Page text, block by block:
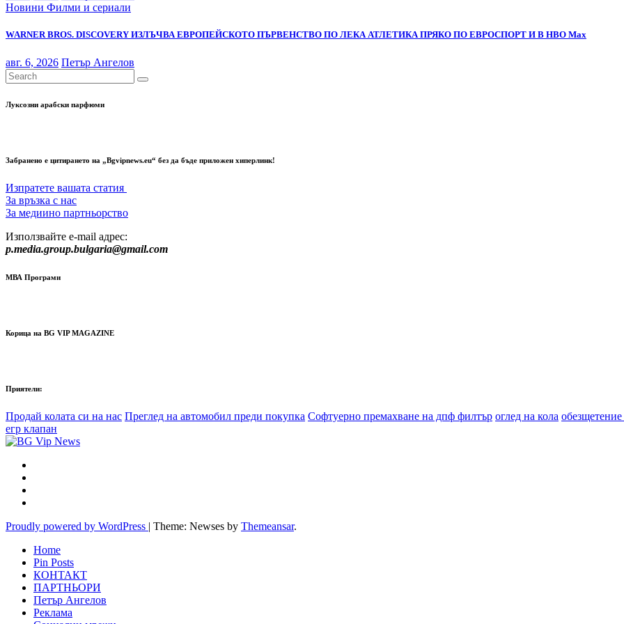
Новини Филми и сериали
WARNER BROS. DISCOVERY ИЗЛЪЧВА ЕВРОПЕЙСКОТО ПЪРВЕНСТВО ПО ЛЕКА АТЛЕТИКА ПРЯКО ПО ЕВРОСПОРТ И В НВО Мах
авг. 6, 2026 Петър Ангелов
Луксозни арабски парфюми
Забранено е цитирането на „Bgvipnews.eu“ без да бъде приложен хиперлинк!
Изпратете вашата статия
За връзка с нас
За медиино партньорство
Използвайте e-mail адрес:
p.media.group.bulgaria@gmail.com
МВА Програми
Корица на BG VIP MAGAZINE
Приятели:
Продай колата си на нас Преглед на автомобил преди покупка Софтуерно премахване на дпф филтър оглед на кола
егр клапан
Proudly powered by WordPress | Theme: Newses by Themeansar.
Home
Pin Posts
КОНТАКТ
ПАРТНЬОРИ
Петър Ангелов
Реклама